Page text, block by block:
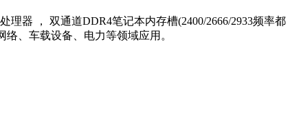
器 ， 双通道DDR4笔记本内存槽(2400/2666/2933频率都
、车载设备、电力等领域应用。